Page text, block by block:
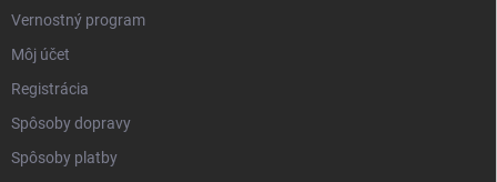
Vernostný program
Môj účet
Registrácia
Spôsoby dopravy
Spôsoby platby